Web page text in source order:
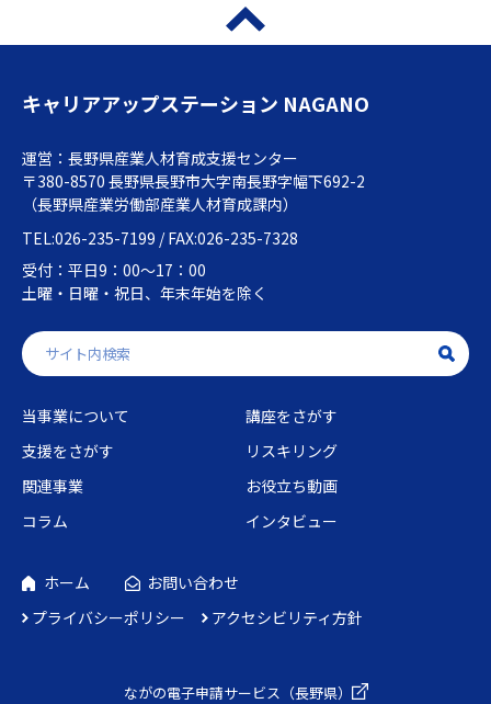
キャリアアップステーション NAGANO
運営：長野県産業人材育成支援センター
〒380-8570 長野県長野市大字南長野字幅下692-2
（長野県産業労働部産業人材育成課内）
TEL:026-235-7199 / FAX:026-235-7328
受付：平日9：00～17：00
土曜・日曜・祝日、年末年始を除く
当事業について
講座をさがす
支援をさがす
リスキリング
関連事業
お役立ち動画
コラム
インタビュー
ホーム
お問い合わせ
プライバシーポリシー
アクセシビリティ方針
ながの電子申請サービス（長野県）